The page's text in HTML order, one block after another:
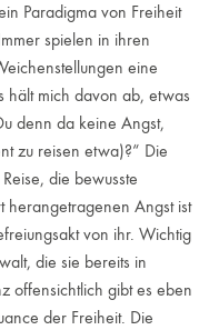
Paradigma von Freiheit
spielen in ihren
eine
hält mich davon ab, etwas
denn da keine Angst,
zu reisen etwa)?“ Die
die bewusste
herangetragenen Angst ist
von ihr. Wichtig
die sie bereits in
offensichtlich gibt es eben
der Freiheit. Die